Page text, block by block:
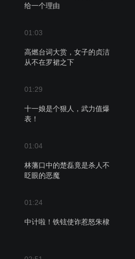
给一个理由
01:03
高燃台词大赏，女子的贞洁
从不在罗裙之下
01:29
十一娘是个狠人，武力值爆
表！
01:04
林藩口中的楚磊竟是杀人不
眨眼的恶魔
01:24
中计啦！铁铉使诈惹怒朱棣